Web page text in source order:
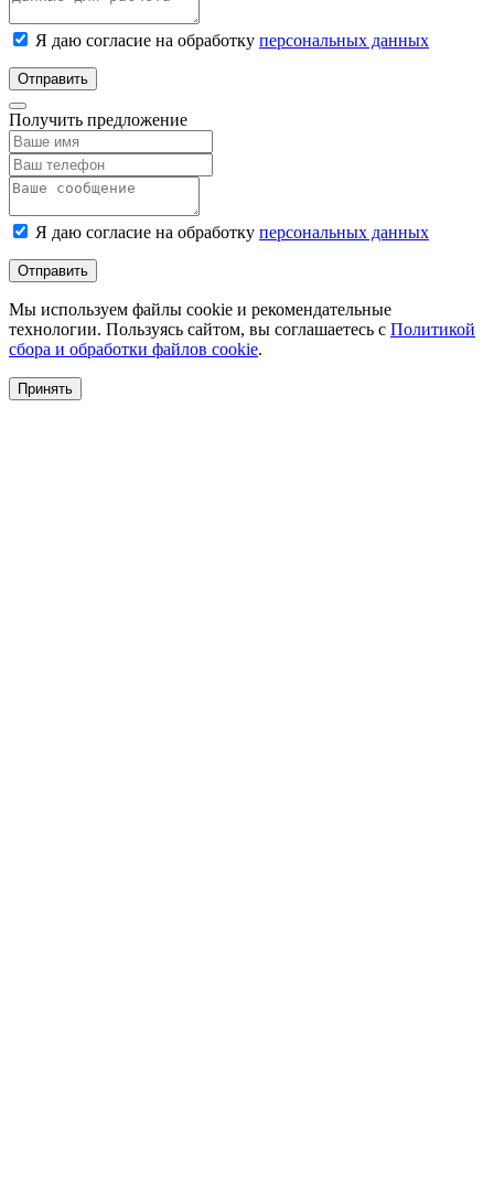
Я даю согласие на обработку персональных данных
Отправить
Получить предложение
Я даю согласие на обработку персональных данных
Отправить
Мы используем файлы cookie и рекомендательные
технологии. Пользуясь сайтом, вы соглашаетесь с Политикой
сбора и обработки файлов cookie.
Принять